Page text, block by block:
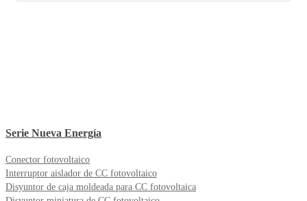
Serie Nueva Energía
Conector fotovoltaico
Interruptor aislador de CC fotovoltaico
Disyuntor de caja moldeada para CC fotovoltaica